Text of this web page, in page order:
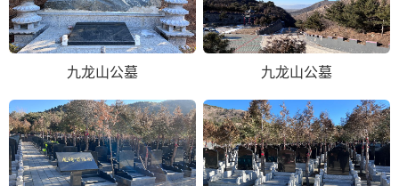
九龙山公墓 九龙山公墓